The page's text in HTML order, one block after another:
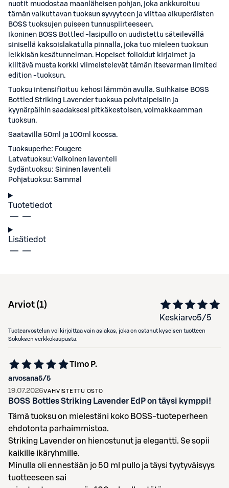
nuotit muodostaa maanläheisen pohjan, joka ankkuroituu
tämän vaikuttavan tuoksun syvyyteen ja viittaa alkuperäisten
BOSS tuoksujen puiseen tunnuspiirteeseen.
Ikoninen BOSS Bottled -lasipullo on uudistettu säteilevällä
sinisellä kaksoislakatulla pinnalla, joka tuo mieleen tuoksun
leikkisän kesätunnelman. Hopeiset folioidut kirjaimet ja
kiiltävä musta korkki viimeistelevät tämän itsevarman limited
edition -tuoksun.
Tuoksu intensifioituu kehosi lämmön avulla. Suihkaise BOSS
Bottled Striking Lavender tuoksua polvitaipeisiin ja
kyynärpäihin saadaksesi pitkäkestoisen, voimakkaamman
tuoksun.
Saatavilla 50ml ja 100ml koossa.
Tuoksuperhe: Fougere
Latvatuoksu: Valkoinen laventeli
Sydäntuoksu: Sininen laventeli
Pohjatuoksu: Sammal
Tuotetiedot
Lisätiedot
Arviot (1)
Keskiarvo5/5
Tuotearvostelun voi kirjoittaa vain asiakas, joka on ostanut kyseisen tuotteen
Sokoksen verkkokaupasta.
arvosana5/5
Timo P.
19.07.2026VAHVISTETTU OSTO
BOSS Bottles Striking Lavender EdP on täysi kymppi!
Tämä tuoksu on mielestäni koko BOSS-tuoteperheen
ehdotonta parhaimmistoa.
Striking Lavender on hienostunut ja elegantti. Se sopii
kaikille ikäryhmille.
Minulla oli ennestään jo 50 ml pullo ja täysi tyytyväisyys
tuotteeseen sai